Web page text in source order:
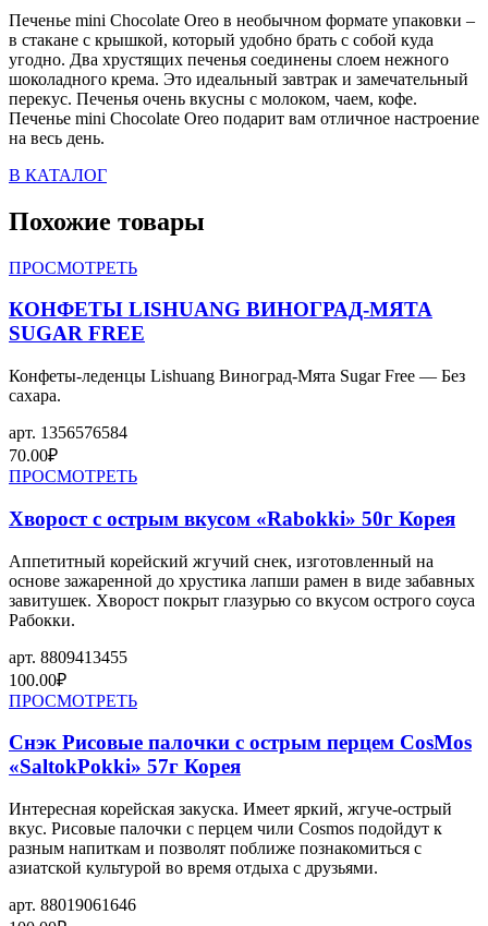
Печенье mini Chocolate Oreo в необычном формате упаковки –
в стакане с крышкой, который удобно брать с собой куда
угодно. Два хрустящих печенья соединены слоем нежного
шоколадного крема. Это идеальный завтрак и замечательный
перекус. Печенья очень вкусны с молоком, чаем, кофе.
Печенье mini Chocolate Oreo подарит вам отличное настроение
на весь день.
В КАТАЛОГ
Похожие товары
ПРОСМОТРЕТЬ
КОНФЕТЫ LISHUANG ВИНОГРАД-МЯТА
SUGAR FREE
Конфеты-леденцы Lishuang Виноград-Мята Sugar Free — Без
сахара.
арт. 1356576584
70.00₽
ПРОСМОТРЕТЬ
Хворост с острым вкусом «Rabokki» 50г Корея
Аппетитный корейский жгучий снек, изготовленный на
основе зажаренной до хрустика лапши рамен в виде забавных
завитушек. Хворост покрыт глазурью со вкусом острого соуса
Рабокки.
арт. 8809413455
100.00₽
ПРОСМОТРЕТЬ
Снэк Рисовые палочки с острым перцем CosMos
«SaltokPokki» 57г Корея
Интересная корейская закуска. Имеет яркий, жгуче-острый
вкус. Рисовые палочки с перцем чили Cosmos подойдут к
разным напиткам и позволят поближе познакомиться с
азиатской культурой во время отдыха с друзьями.
арт. 88019061646